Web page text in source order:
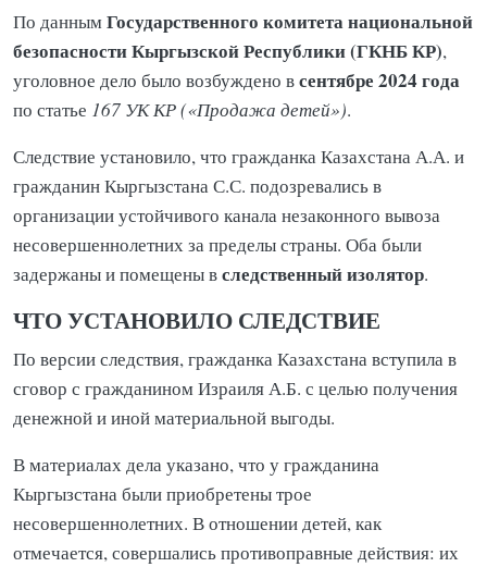
По даннымГосударственного комитета национальной
безопасности Кыргызской Республики (ГКНБ КР),
уголовное дело было возбуждено всентябре 2024 года
по статье 167 УК КР («Продажа детей»).
Следствие установило, что гражданка Казахстана А.А. и
гражданин Кыргызстана С.С. подозревались в
организации устойчивого канала незаконного вывоза
несовершеннолетних за пределы страны. Оба были
задержаны и помещены вследственный изолятор.
ЧТО УСТАНОВИЛО СЛЕДСТВИЕ
По версии следствия, гражданка Казахстана вступила в
сговор с гражданином Израиля А.Б. с целью получения
денежной и иной материальной выгоды.
В материалах дела указано, что у гражданина
Кыргызстана были приобретены трое
несовершеннолетних. В отношении детей, как
отмечается, совершались противоправные действия: их